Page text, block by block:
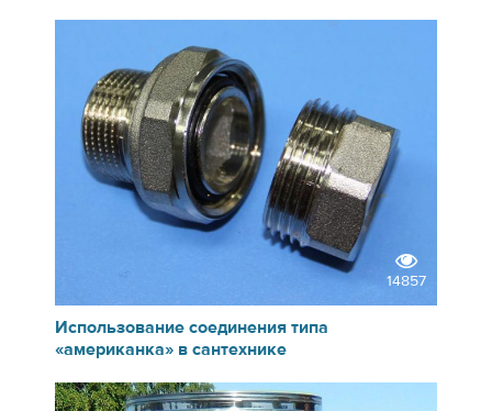
14857
Использование соединения типа
«американка» в сантехнике